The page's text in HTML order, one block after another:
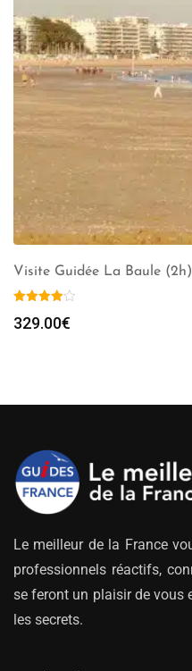
Visite Guidée La Baule (2h)
329.00€
Le meilleur de la France
professionnels réactifs,
se feront un plaisir de vous
les secrets.